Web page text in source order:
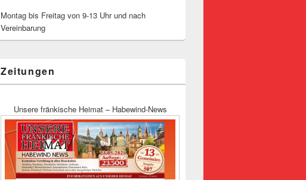
Montag bis Freitag von 9-13 Uhr und nach
Vereinbarung
Zeitungen
Unsere fränkische Heimat – Habewind-News